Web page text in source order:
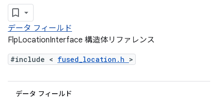
データ フィールド
FlpLocationInterface 構造体リファレンス
#include < fused_location.h >
データ フィールド